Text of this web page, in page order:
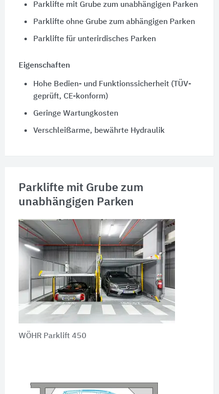
Parklifte mit Grube zum unabhängigen Parken
Parklifte ohne Grube zum abhängigen Parken
Parklifte für unterirdisches Parken
Eigenschaften
Hohe Bedien- und Funktionssicherheit (TÜV-
geprüft, CE-konform)
Geringe Wartungkosten
Verschleißarme, bewährte Hydraulik
Parklifte mit Grube zum
unabhängigen Parken
WÖHR Parklift 450